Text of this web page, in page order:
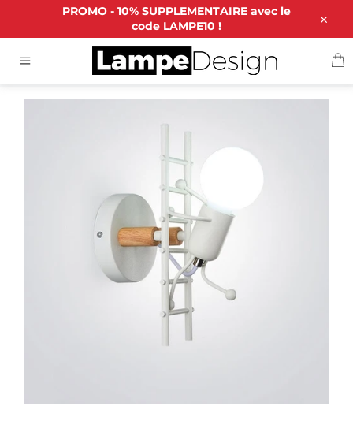
contenu
PROMO - 10% SUPPLEMENTAIRE avec le
code LAMPE10 !
ACCUEIL
LAMPE MURALE APPLIQUE HUMANOÏDES